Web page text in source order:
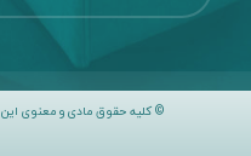
© کلیه حقوق مادی و معنوی